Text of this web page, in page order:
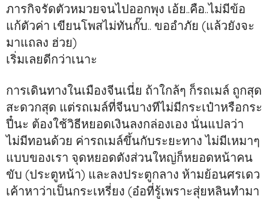
ภารกิจรัดตัวหมวยจนไปออกพุง เอ้ย..คือ..ไม่มีข้อ
แก้ตัวค่า เขียนโพสไม่ทันกั๊บ.. ขออำภัย (แล้วยังจะ
มาแถลง ฮ่วย)
เริ่มเลยดีกว่าเนาะ
การเดินทางในเมืองจีนเนี่ย ถ้าใกล้ๆ ก็รถเมล์ ถูกสุด
สะดวกสุด แต่รถเมล์ที่จีนบางทีไม่มีกระเป๋าหรือกระ
ปี๋นะ ต้องใช้วิธีหยอดเงินลงกล่องเอง นั่นแปลว่า
ไม่มีทอนด้วย ค่ารถเมล์ขึ้นกับระยะทาง ไม่มีเหมาๆ
แบบของเรา จุดหยอดตังส่วนใหญ่ก็หยอดหน้าคน
ขับ (ประตูหน้า) และลงประตูกลาง ห้ามย้อนศรเดว
เค้าหาว่าเป็นกระเหรี่ยง (อ๋อที่รู้เพราะสุ่ยหลินทำมา